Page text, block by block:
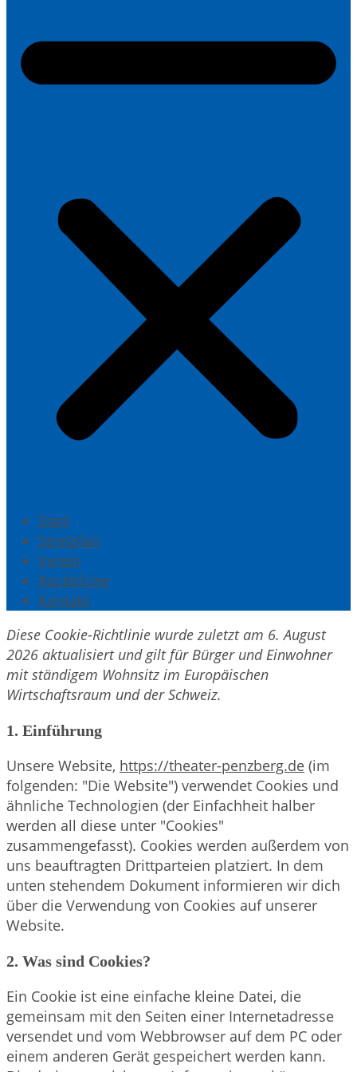
Start
Spielplan
Verein
Rückblicke
Kontakt
Diese Cookie-Richtlinie wurde zuletzt am 6. August
2026 aktualisiert und gilt für Bürger und Einwohner
mit ständigem Wohnsitz im Europäischen
Wirtschaftsraum und der Schweiz.
1. Einführung
Unsere Website, https://theater-penzberg.de (im
folgenden: "Die Website") verwendet Cookies und
ähnliche Technologien (der Einfachheit halber
werden all diese unter "Cookies"
zusammengefasst). Cookies werden außerdem von
uns beauftragten Drittparteien platziert. In dem
unten stehendem Dokument informieren wir dich
über die Verwendung von Cookies auf unserer
Website.
2. Was sind Cookies?
Ein Cookie ist eine einfache kleine Datei, die
gemeinsam mit den Seiten einer Internetadresse
versendet und vom Webbrowser auf dem PC oder
einem anderen Gerät gespeichert werden kann.